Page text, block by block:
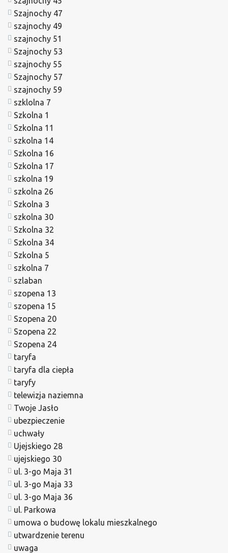
Szajnochy 47
szajnochy 49
szajnochy 51
Szajnochy 53
szajnochy 55
Szajnochy 57
szajnochy 59
szklolna 7
Szkolna 1
Szkolna 11
szkolna 14
Szkolna 16
Szkolna 17
szkolna 19
szkolna 26
Szkolna 3
szkolna 30
Szkolna 32
Szkolna 34
Szkolna 5
szkolna 7
szlaban
szopena 13
szopena 15
Szopena 20
Szopena 22
Szopena 24
taryfa
taryfa dla ciepła
taryfy
telewizja naziemna
Twoje Jasło
ubezpieczenie
uchwały
Ujejskiego 28
ujejskiego 30
ul. 3-go Maja 31
ul. 3-go Maja 33
ul. 3-go Maja 36
ul. Parkowa
umowa o budowę lokalu mieszkalnego
utwardzenie terenu
uwaga